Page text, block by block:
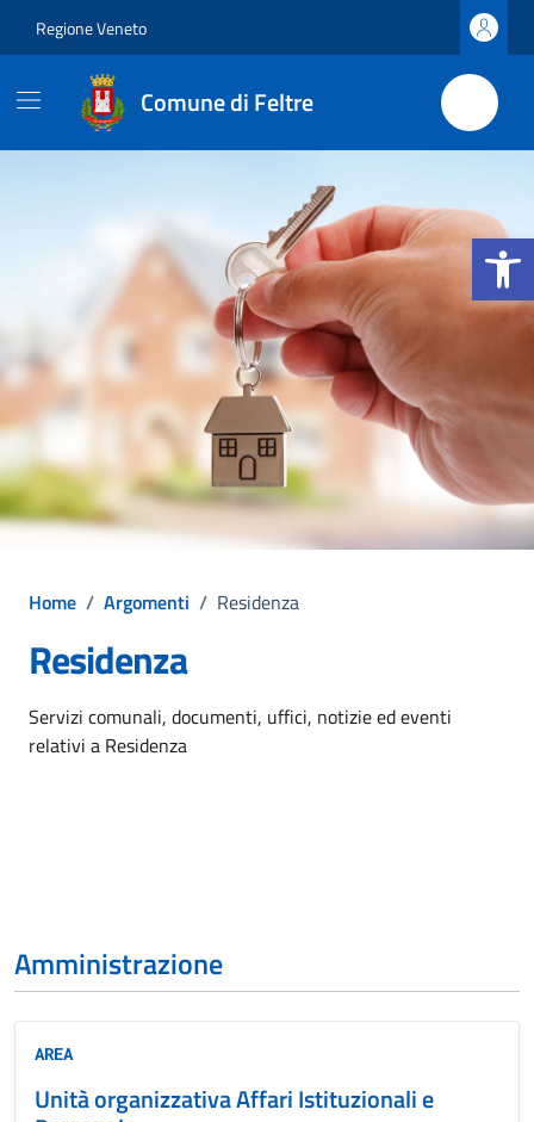
Apri la
Regione Veneto
Comune di Feltre
Home / Argomenti / Residenza
Residenza
Dettagli dell'argomento
Servizi comunali, documenti, uffici, notizie ed eventi
relativi a Residenza
Amministrazione
AREA
Unità organizzativa Affari Istituzionali e